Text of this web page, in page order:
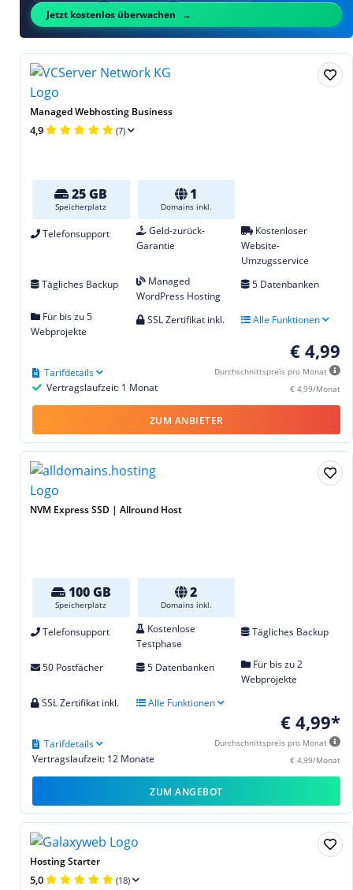
Jetzt kostenlos überwachen
Managed Webhosting Business
4,9 (7)
25 GB
Speicherplatz
1
Domains inkl.
Telefonsupport
Geld-zurück-
Garantie
Kostenloser
Website-
Umzugsservice
Tägliches Backup
Managed
WordPress Hosting
5 Datenbanken
Für bis zu 5
Webprojekte
SSL Zertifikat inkl. Alle Funktionen
€ 4,99
Durchschnittspreis pro Monat
€ 4,99/Monat
Vertragslaufzeit: 1 Monat
Tarifdetails
ZUM ANBIETER
NVM Express SSD | Allround Host
100 GB
Speicherplatz
2
Domains inkl.
Telefonsupport
Kostenlose
Testphase
Tägliches Backup
50 Postfächer 5 Datenbanken
Für bis zu 2
Webprojekte
SSL Zertifikat inkl.
Alle Funktionen
€ 4,99*
Durchschnittspreis pro Monat
€ 4,99/Monat
Vertragslaufzeit: 12 Monate
Tarifdetails
ZUM ANGEBOT
Hosting Starter
5,0 (18)